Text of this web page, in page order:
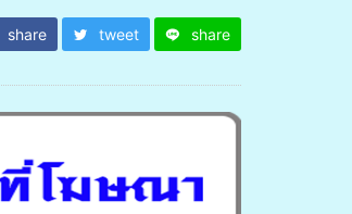
share tweet share